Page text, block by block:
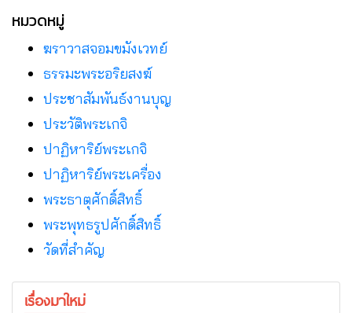
หมวดหมู่
ฆราวาสจอมขมังเวทย์
ธรรมะพระอริยสงฆ์
ประชาสัมพันธ์งานบุญ
ประวัติพระเกจิ
ปาฏิหาริย์พระเกจิ
ปาฏิหาริย์พระเครื่อง
พระธาตุศักดิ์สิทธิ์
พระพุทธรูปศักดิ์สิทธิ์
วัดที่สําคัญ
เรื่องมาใหม่